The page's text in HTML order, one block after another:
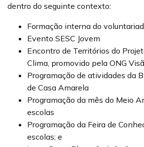
dentro do seguinte contexto:
Formação interna do
Evento SESC Jovem
Encontro de Territórios do
Clima, promovido pela ONG
Programação de atividades da
de Casa Amarela
Programação da mês do Meio
escolas
Programação da Feira de
escolas; e